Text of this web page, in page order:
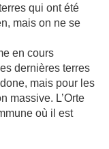
qui ont été
mais on ne se
en cours
dernières terres
mais pour les
massive. L’Orte
où il est